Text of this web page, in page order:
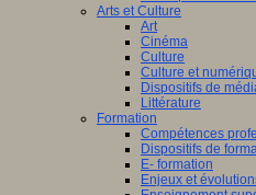
Arts et Culture
Art
Cinéma
Culture
Culture et
Dispositifs de
Littérature
Formation
Compétences
Dispositifs de
E- formation
Enjeux et